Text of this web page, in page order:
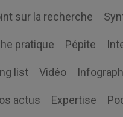
sur la recherche
pratique Pépite
list Vidéo
actus Expertise